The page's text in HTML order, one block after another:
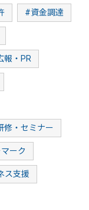
#資金調達
報・PR
修・セミナー
ーク
ス支援